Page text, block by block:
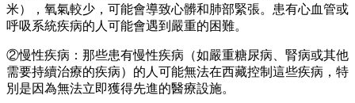
米），氧氣較少，可能會導致心髒和肺部緊張。患有心血管或
呼吸系統疾病的人可能會遇到嚴重的困難。
②慢性疾病：那些患有慢性疾病（如嚴重糖尿病、腎病或其他
需要持續治療的疾病）的人可能無法在西藏控制這些疾病，特
別是因為無法立即獲得先進的醫療設施。